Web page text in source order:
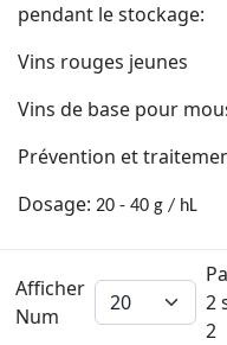
pendant le stockage:
Vins rouges jeunes
Vins de base pour
Prévention et
Dosage: 20 - 40 g / hL
Afficher
Num
2
2